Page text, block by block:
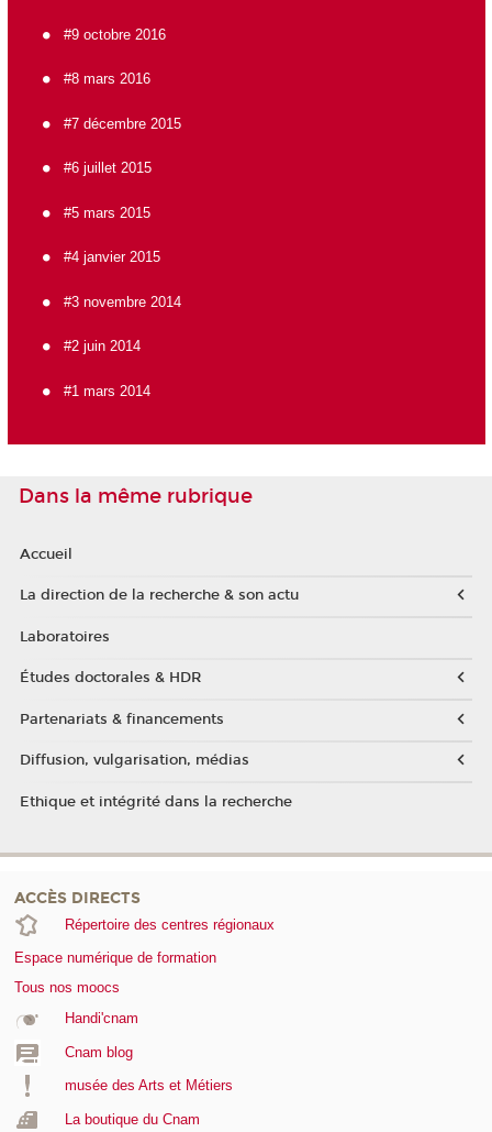
#9 octobre 2016
#8 mars 2016
#7 décembre 2015
#6 juillet 2015
#5 mars 2015
#4 janvier 2015
#3 novembre 2014
#2 juin 2014
#1 mars 2014
Dans la même rubrique
Accueil
La direction de la recherche & son actu
Laboratoires
Études doctorales & HDR
Partenariats & financements
Diffusion, vulgarisation, médias
Ethique et intégrité dans la recherche
ACCÈS DIRECTS
Répertoire des centres régionaux
Espace numérique de formation
Tous nos moocs
Handi'cnam
Cnam blog
musée des Arts et Métiers
La boutique du Cnam